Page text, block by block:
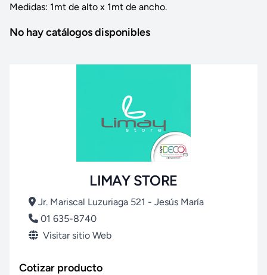
Medidas: 1mt de alto x 1mt de ancho.
No hay catálogos disponibles
LIMAY STORE
Jr. Mariscal Luzuriaga 521 - Jesús María
01 635-8740
Visitar sitio Web
Cotizar producto